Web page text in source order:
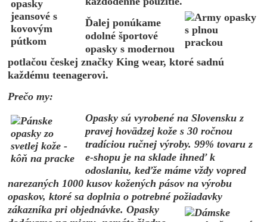
Ďalej ponúkame
odolné športové
opasky s modernou
potlačou českej značky King wear, ktoré sadnú
každému teenagerovi.
Prečo my:
Opasky sú vyrobené na Slovensku z
pravej hovädzej kože s 30 ročnou
tradíciou ručnej výroby.99% tovaru z
e-shopu je na sklade ihneď k
odoslaniu, keďže máme vždy vopred
narezaných 1000 kusov kožených pásov na výrobu
opaskov, ktoré sa doplnia o potrebné požiadavky
zákazníka pri objednávke.Opasky